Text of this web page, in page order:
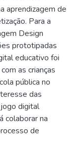
aprendizagem de
Para a
Design
prototipadas
educativo foi
as crianças
pública no
das
digital
colaborar na
de